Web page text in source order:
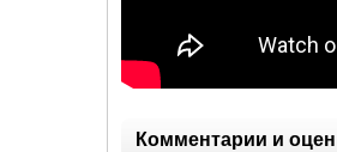
Комментарии и